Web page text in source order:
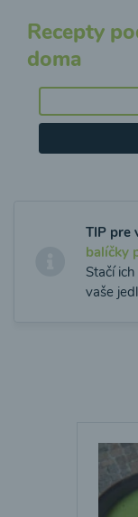
Recepty
doma
TIP pre
balíčky
Stačí
vaše